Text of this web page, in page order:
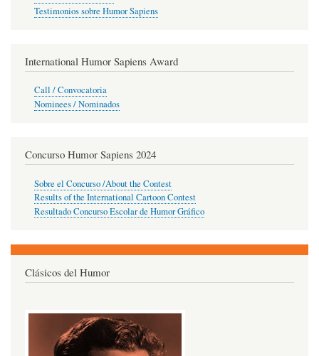
Testimonios sobre Humor Sapiens
International Humor Sapiens Award
Call / Convocatoria
Nominees / Nominados
Concurso Humor Sapiens 2024
Sobre el Concurso /About the Contest
Results of the International Cartoon Contest
Resultado Concurso Escolar de Humor Gráfico
Clásicos del Humor